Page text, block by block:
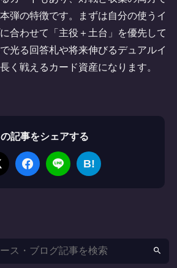
弾の特徴です。まずは自分の使うイ
合わせて「主役＋土台」を優先して
光る回答札や将来伸びるデュアルイ
く戦えるカード資産になります。
記事をシェアする
B!